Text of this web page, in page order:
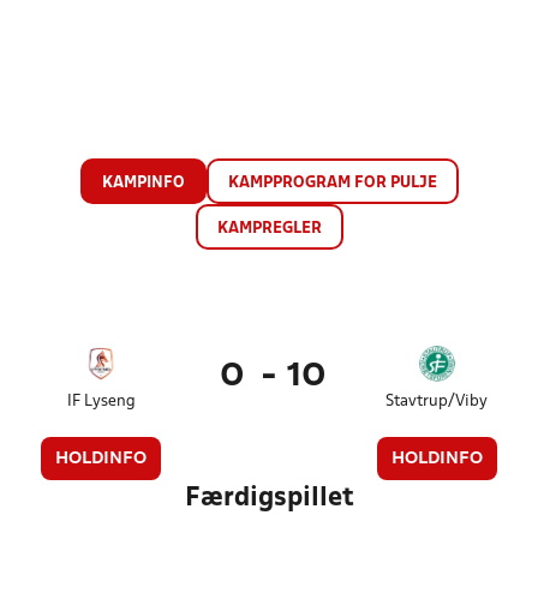
KAMPINFO KAMPPROGRAM FOR PULJE
KAMPREGLER
IF Lyseng
HOLDINFO
0 - 10
Stavtrup/Viby
HOLDINFO
Færdigspillet